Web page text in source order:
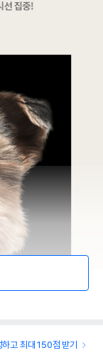
하고 최대 150점 받기